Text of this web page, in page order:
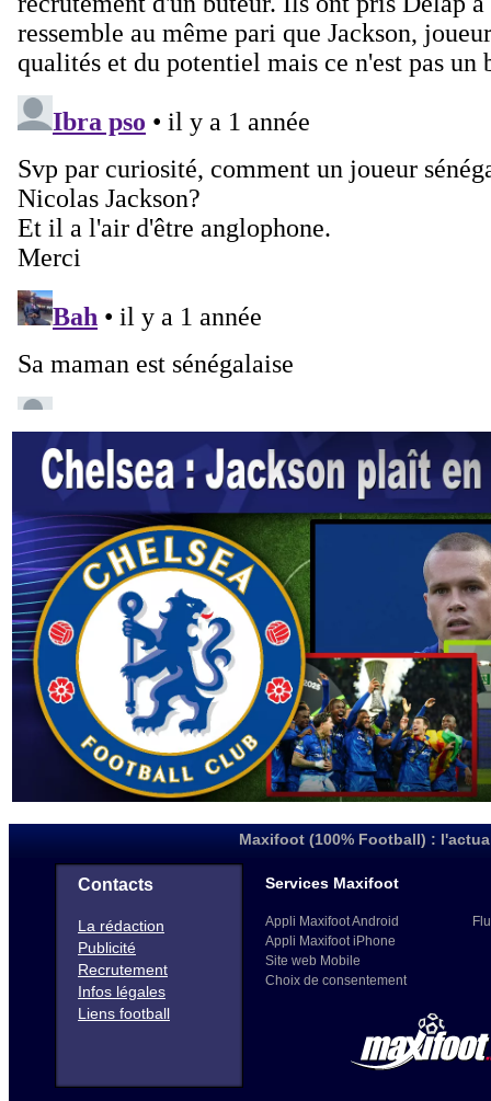
Maxifoot (100% Football) :
Contacts
La rédaction
Publicité
Recrutement
Infos légales
Liens football
Services Maxifoot
Appli Maxifoot Android
Appli Maxifoot iPhone
Site web Mobile
Choix de consentement